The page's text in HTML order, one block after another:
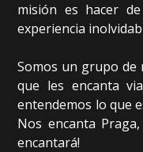
misión es hacer
experiencia
Somos un grupo de
que les encanta
entendemos lo que
Nos encanta
encantará!